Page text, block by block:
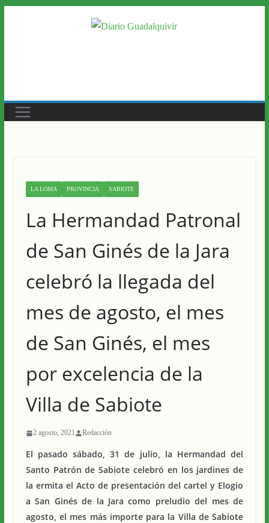
LA LOMA PROVINCIA SABIOTE
La Hermandad Patronal
de San Ginés de la Jara
celebró la llegada del
mes de agosto, el mes
de San Ginés, el mes
por excelencia de la
Villa de Sabiote
2 agosto, 2021 Redacción
El pasado sábado, 31 de julio, la Hermandad del
Santo Patrón de Sabiote celebró en los jardines de
la ermita el Acto de presentación del cartel y Elogio
a San Ginés de la Jara como preludio del mes de
agosto, el mes más importe para la Villa de Sabiote